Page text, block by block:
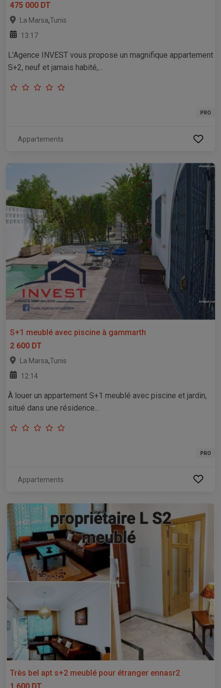
475 000 DT
La Marsa,Tunis
13:17
L’Agence INVEST vous propose un magnifique appartement
S+2, neuf et jamais habité,...
PRO
Appartements
S+1 meublé avec piscine à gammarth
2 600 DT
La Marsa,Tunis
12:14
À louer un appartement S+1 meublé avec piscine et jardin,
situé dans une résidence...
PRO
Appartements
Très bel apt s+2 meublé pour étranger ennasr2
1 600 DT